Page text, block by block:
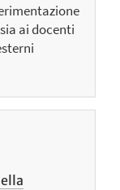
ai docenti